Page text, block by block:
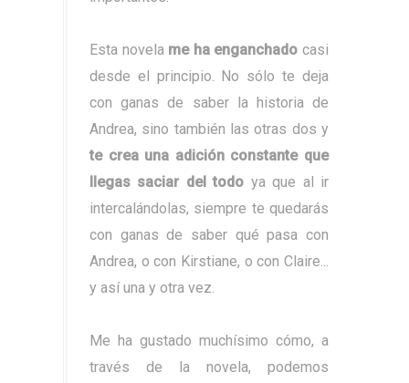
Esta novela me ha enganchadocasi
desde el principio. No sólo te deja
con ganas de saber la historia de
Andrea, sino también las otras dos y
te crea una adición constante que
llegas saciar del todo ya que al ir
intercalándolas, siempre te quedarás
con ganas de saber qué pasa con
Andrea, o con Kirstiane, o con Claire...
y así una y otra vez.
Me ha gustado muchísimo cómo, a
través de la novela, podemos